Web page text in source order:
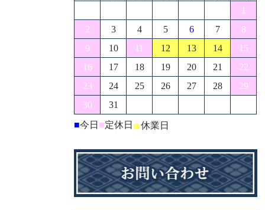
1
2
3 4 5 6 7
8
9
10 11 12 13 14
15
16
17 18 19 20 21
22
23
24 25 26 27 28
29
30
31
■今日 ■定休日 ■休業日